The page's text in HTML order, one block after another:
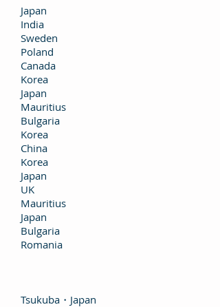
Japan
India
Sweden
Poland
Canada
Korea
Japan
Mauritius
Bulgaria
Korea
China
Korea
Japan
UK
Mauritius
Japan
Bulgaria
Romania
Tsukuba・Japan